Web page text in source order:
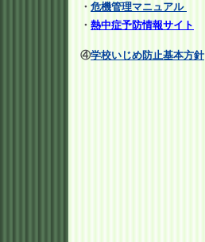
・ 危機管理マニュアル
・ 熱中症予防情報サイト
④学校いじめ防止基本方針